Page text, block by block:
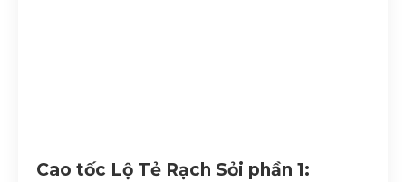
Cao tốc Lộ Tẻ Rạch Sỏi phần 1: